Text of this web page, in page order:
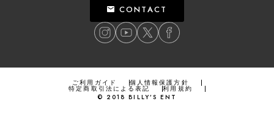
CONTACT
ご利用ガイド 個人情報保護方針
特定商取引法による表記
利用規約
© 2018 BILLY’S ENT